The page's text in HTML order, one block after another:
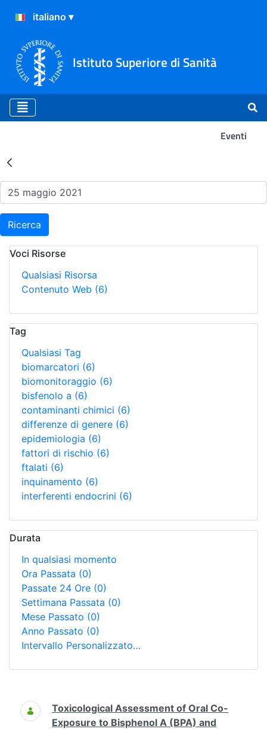
Istituto Superiore di Sanità
Eventi
Risultati della Ricerca -
Ricerca
Voci Risorse
Qualsiasi Risorsa
Contenuto Web (6)
Tag
Qualsiasi Tag
biomarcatori (6)
biomonitoraggio (6)
bisfenolo a (6)
contaminanti chimici (6)
differenze di genere (6)
epidemiologia (6)
fattori di rischio (6)
ftalati (6)
inquinamento (6)
interferenti endocrini (6)
Durata
In qualsiasi momento
Ora Passata (0)
Passate 24 Ore (0)
Settimana Passata (0)
Mese Passato (0)
Anno Passato (0)
Intervallo Personalizzato…
Ricerca
Toxicological Assessment of Oral Co-
Exposure to Bisphenol A (BPA) and